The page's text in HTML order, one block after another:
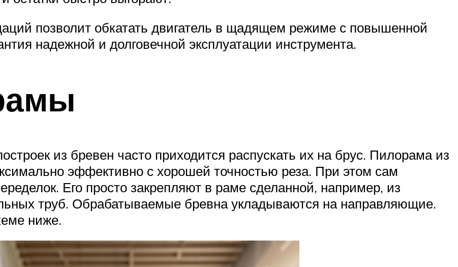
позволит обкатать двигатель в щадящем режиме с повышенной
надежной и долговечной эксплуатации инструмента.
из бревен часто приходится распускать их на брус. Пилорама из
эффективно с хорошей точностью реза. При этом сам
Его просто закрепляют в раме сделанной, например, из
труб. Обрабатываемые бревна укладываются на направляющие.
ниже.